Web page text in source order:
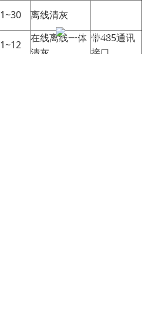
1~30
离线清灰
1~12
在线离线一体
清灰
带485通讯
接口
电话咨询